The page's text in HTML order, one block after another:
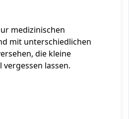
medizinischen
mit unterschiedlichen
die kleine
lassen.